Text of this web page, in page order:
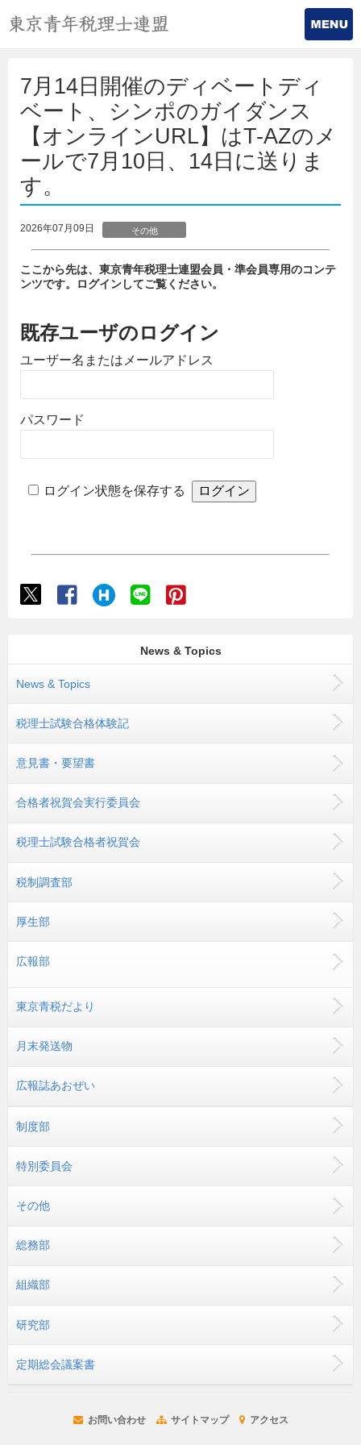
7月14日開催のディベートディ
ベート、シンポのガイダンス
【オンラインURL】はT-AZのメ
ールで7月10日、14日に送りま
す。
2026年07月09日 その他
ここから先は、東京青年税理士連盟会員・準会員専用のコンテ
ンツです。ログインしてご覧ください。
既存ユーザのログイン
ユーザー名またはメールアドレス
パスワード
ログイン状態を保存する
News & Topics
News & Topics
税理士試験合格体験記
意見書・要望書
合格者祝賀会実行委員会
税理士試験合格者祝賀会
税制調査部
厚生部
広報部
東京青税だより
月末発送物
広報誌あおぜい
制度部
特別委員会
その他
総務部
組織部
研究部
定期総会議案書
お問い合わせ サイトマップ アクセス